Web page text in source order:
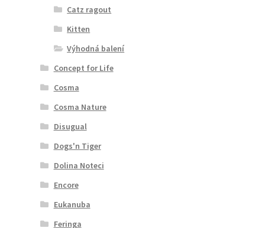
Catz ragout
Kitten
Výhodná balení
Concept for Life
Cosma
Cosma Nature
Disugual
Dogs'n Tiger
Dolina Noteci
Encore
Eukanuba
Feringa